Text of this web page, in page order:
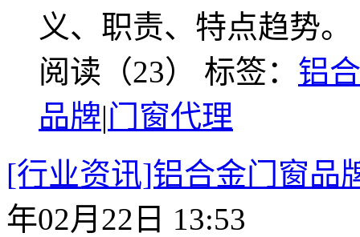
义、职责、特点趋势。
阅读（23） 标签： 铝
品牌|门窗代理
[行业资讯]铝合金门窗品
年02月22日 13:53